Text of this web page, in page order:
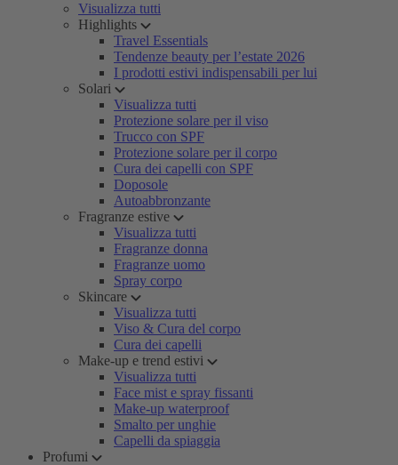
Visualizza tutti
Highlights
Travel Essentials
Tendenze beauty per l’estate 2026
I prodotti estivi indispensabili per lui
Solari
Visualizza tutti
Protezione solare per il viso
Trucco con SPF
Protezione solare per il corpo
Cura dei capelli con SPF
Doposole
Autoabbronzante
Fragranze estive
Visualizza tutti
Fragranze donna
Fragranze uomo
Spray corpo
Skincare
Visualizza tutti
Viso & Cura del corpo
Cura dei capelli
Make-up e trend estivi
Visualizza tutti
Face mist e spray fissanti
Make-up waterproof
Smalto per unghie
Capelli da spiaggia
Profumi